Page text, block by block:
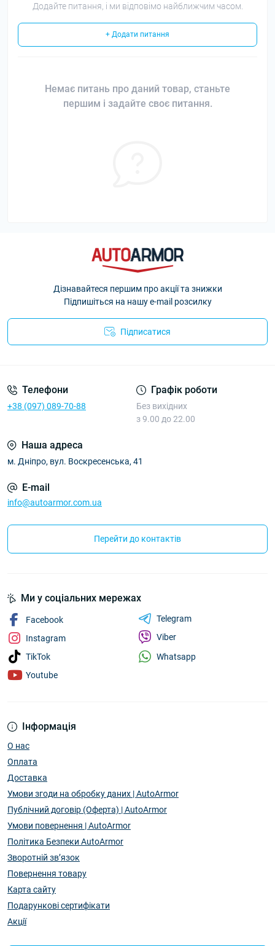
Додайте питання, і ми відповімо найближчим часом.
+ Додати питання
Немає питань про даний товар, станьте
першим і задайте своє питання.
Дізнавайтеся першим про акції та знижки
Підпишіться на нашу e-mail розсилку
Підписатися
Телефони
+38 (097) 089-70-88
Графік роботи
Без вихідних
з 9.00 до 22.00
Наша адреса
м. Дніпро, вул. Воскресенська, 41
E-mail
info@autoarmor.com.ua
Перейти до контактів
Інформація
О нас
Оплата
Доставка
Умови згоди на обробку даних | AutoArmor
Публічний договір (Оферта) | AutoArmor
Умови повернення | AutoArmor
Політика Безпеки AutoArmor
Зворотній зв’язок
Повернення товару
Карта сайту
Подарункові сертифікати
Акції
Ми у соціальних мережах
Facebook
Instagram
TikTok
Youtube
Telegram
Viber
Whatsapp